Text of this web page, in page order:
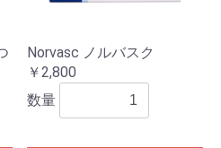
Norvasc ノルバスク
￥2,800
数量